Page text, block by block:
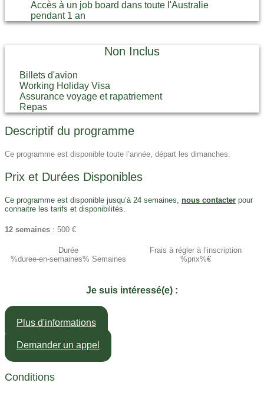
Accès à un job board dans toute l'Australie
pendant 1 an
Non Inclus
Billets d'avion
Working Holiday Visa
Assurance voyage et rapatriement
Repas
Descriptif du programme
Ce programme est disponible toute l’année, départ les dimanches.
Prix et Durées Disponibles
Ce programme est disponible jusqu’à 24 semaines, nous contacter pour
connaitre les tarifs et disponibilités.
12 semaines : 500 €
Durée
Frais à régler à l’inscription​
%duree-en-semaines% Semaines
%prix%€
Je suis intéressé(e) :
Plus d'informations
Demander un appel
Conditions